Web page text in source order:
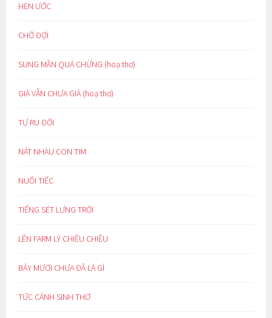
HẸN ƯỚC
CHỜ ĐỢI
SUNG MÃN QUÁ CHỪNG (hoạ thơ)
GIÀ VẪN CHƯA GIÀ (hoạ thơ)
TỰ RU ĐỜI
NÁT NHÀU CON TIM
NUỐI TIẾC
TIẾNG SÉT LƯNG TRỜI
LÊN FARM LÝ CHIỀU CHIỀU
BẢY MƯƠI CHƯA ĐÃ LÀ GÌ
TỨC CẢNH SINH THƠ